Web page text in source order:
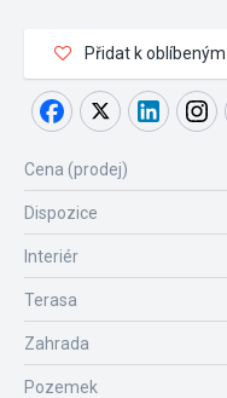
Přidat k oblíbeným
Cena (prodej)
Dispozice
Interiér
Terasa
Zahrada
Pozemek